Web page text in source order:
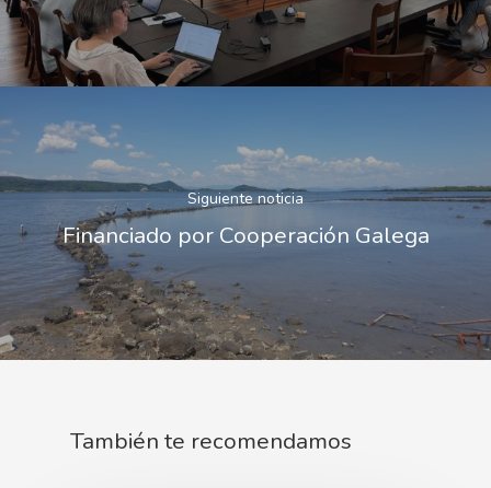
Siguiente noticia
Financiado por Cooperación Galega
También te recomendamos